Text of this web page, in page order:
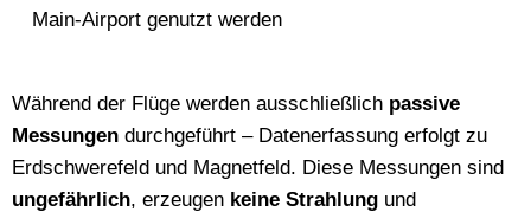
Main-Airport genutzt werden
Während der Flüge werden ausschließlich passive
Messungen durchgeführt – Datenerfassung erfolgt zu
Erdschwerefeld und Magnetfeld. Diese Messungen sind
ungefährlich, erzeugen keine Strahlung und